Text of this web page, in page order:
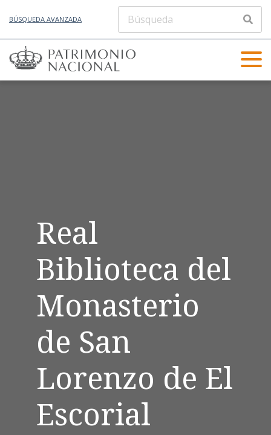
BÚSQUEDA AVANZADA
Real
Biblioteca del
Monasterio
de San
Lorenzo de El
Escorial